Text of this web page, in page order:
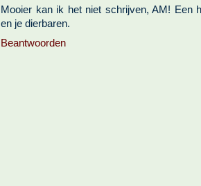
Mooier kan ik het niet schrijven, AM! Een
en je dierbaren.
Beantwoorden